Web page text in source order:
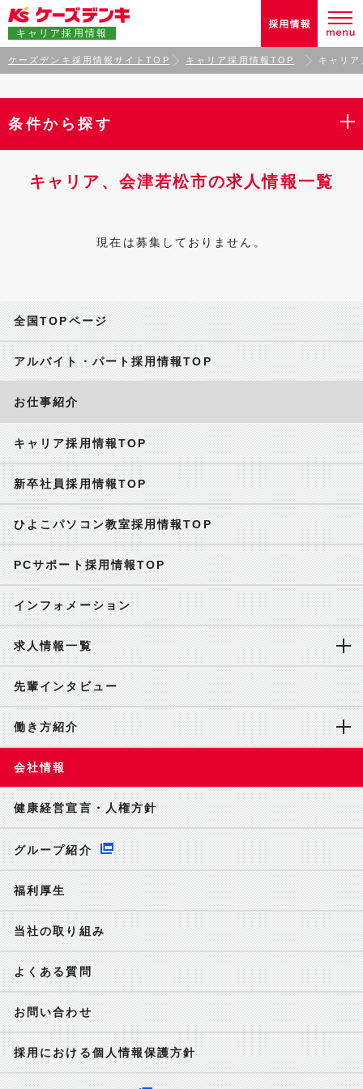
キャリア採用情報
ケーズデンキ採用情報サイトTOP キャリア採用情報TOP キャリ
条件から探す
キャリア、会津若松市の求人情報一覧
現在は募集しておりません。
全国TOPページ
アルバイト・パート採用情報TOP
お仕事紹介
キャリア採用情報TOP
新卒社員採用情報TOP
ひよこパソコン教室採用情報TOP
PCサポート採用情報TOP
インフォメーション
求人情報一覧
先輩インタビュー
働き方紹介
会社情報
健康経営宣言・人権方針
グループ紹介
福利厚生
当社の取り組み
よくある質問
お問い合わせ
採用における個人情報保護方針